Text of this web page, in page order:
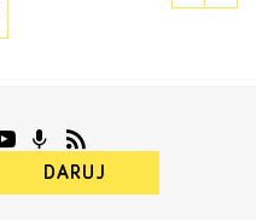
DARUJ